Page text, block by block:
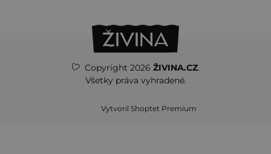
Vytvoril Shoptet Premium
Copyright 2026 ŽIVINA.CZ.
Všetky práva vyhradené.